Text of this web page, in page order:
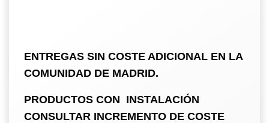
ENTREGAS SIN COSTE ADICIONAL EN LA
COMUNIDAD DE MADRID.
PRODUCTOS CON INSTALACIÓN
CONSULTAR INCREMENTO DE COSTE